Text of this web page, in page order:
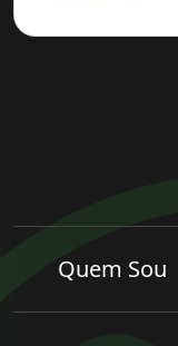
Quem Sou